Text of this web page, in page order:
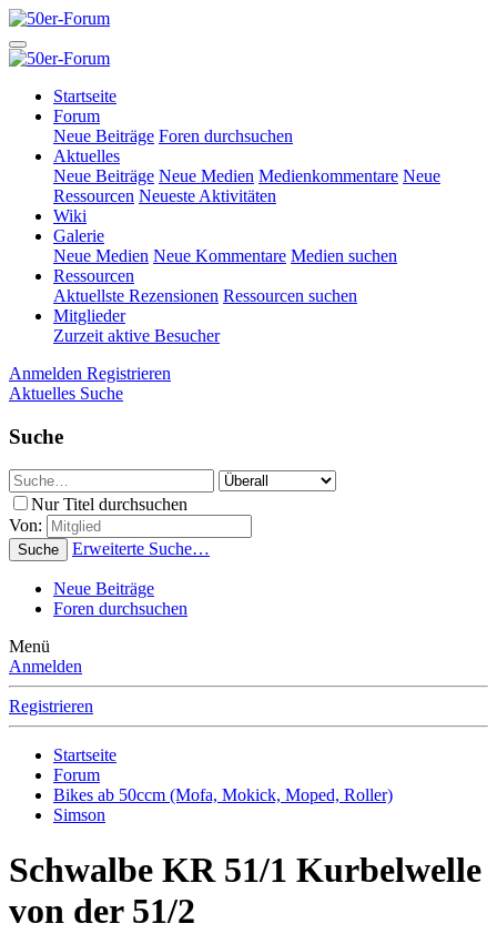
Startseite
Forum
Neue Beiträge Foren durchsuchen
Aktuelles
Neue Beiträge Neue Medien Medienkommentare Neue
Ressourcen Neueste Aktivitäten
Wiki
Galerie
Neue Medien Neue Kommentare Medien suchen
Ressourcen
Aktuellste Rezensionen Ressourcen suchen
Mitglieder
Zurzeit aktive Besucher
Anmelden Registrieren
Aktuelles Suche
Suche
Nur Titel durchsuchen
Von:
Suche Erweiterte Suche…
Neue Beiträge
Foren durchsuchen
Menü
Anmelden
Registrieren
Startseite
Forum
Bikes ab 50ccm (Mofa, Mokick, Moped, Roller)
Simson
Schwalbe KR 51/1 Kurbelwelle
von der 51/2